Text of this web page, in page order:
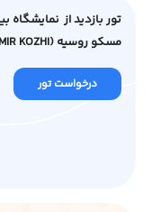
تور بازدید از
مسکو روسیه (OBUV.MIR KOZHI)
درخواست تور